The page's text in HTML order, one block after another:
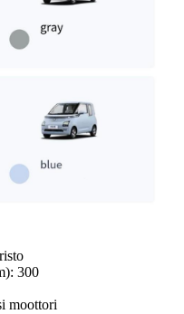
300
moottori